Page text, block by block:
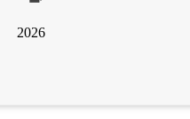
2026